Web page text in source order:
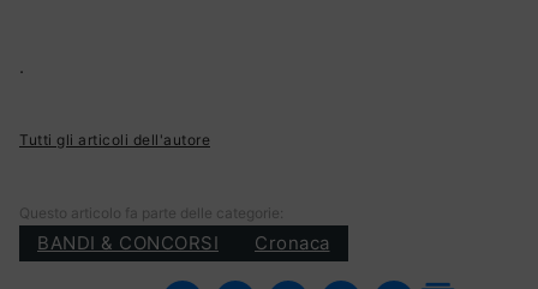
.
Tutti gli articoli dell'autore
Questo articolo fa parte delle categorie:
BANDI & CONCORSI Cronaca